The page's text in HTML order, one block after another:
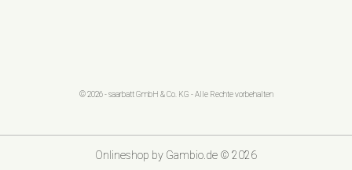
© 2026 - saarbatt GmbH & Co. KG - Alle Rechte vorbehalten
Onlineshop by Gambio.de © 2026